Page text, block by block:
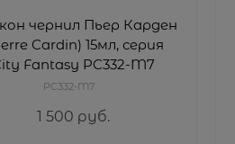
чернил Пьер Карден
Cardin) 15мл, серия
Fantasy PC332-M7
PC332-M7
1 500 руб.